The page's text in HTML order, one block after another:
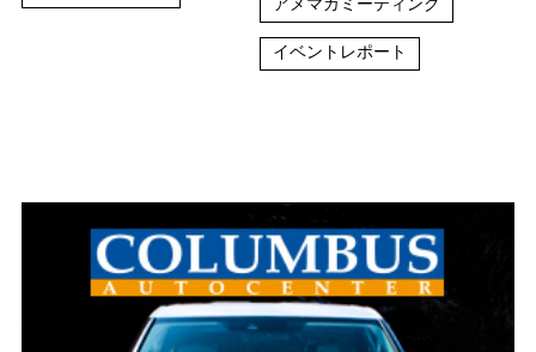
イベントレポート